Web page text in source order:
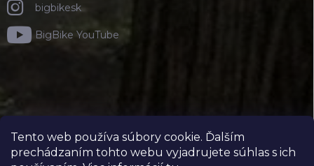
Tento web používa súbory cookie. Ďalším
prechádzaním tohto webu vyjadrujete súhlas s ich
bigbikesk
BigBike YouTube